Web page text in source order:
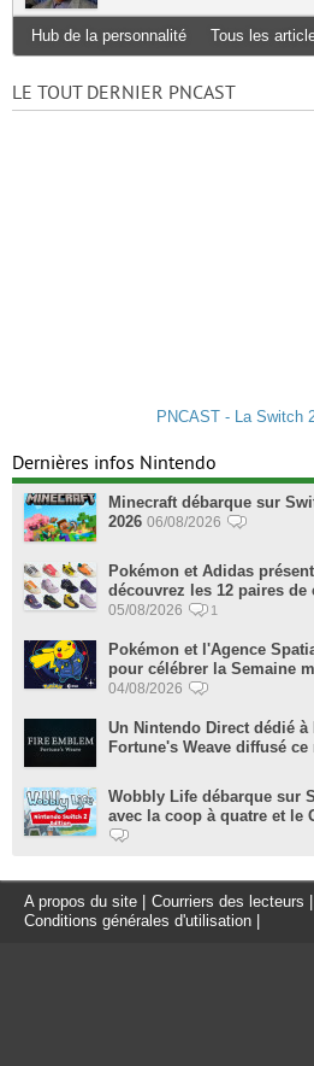
Hub de la personnalité Tous les
LE TOUT DERNIER PNCAST
PNCAST - La Switch
Dernières infos Nintendo
Minecraft débarque sur
2026 06/08/2026
Pokémon et Adidas
découvrez les 12 paires de
05/08/2026 1
Pokémon et l'Agence
pour célébrer la Semaine
04/08/2026
Un Nintendo Direct dédié à
Fortune's Weave diffusé ce
Wobbly Life débarque sur
avec la coop à quatre et le
A propos du site | Courriers des lecteurs |
Conditions générales d'utilisation |